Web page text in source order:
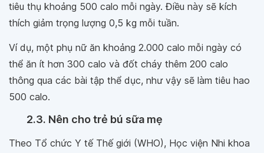
tiêu thụ khoảng 500 calo mỗi ngày. Điều này sẽ kích
thích giảm trọng lượng 0,5 kg mỗi tuần.
Ví dụ, một phụ nữ ăn khoảng 2.000 calo mỗi ngày có
thể ăn ít hơn 300 calo và đốt cháy thêm 200 calo
thông qua các bài tập thể dục, như vậy sẽ làm tiêu hao
500 calo.
2.3. Nên cho trẻ bú sữa mẹ
Theo Tổ chức Y tế Thế giới (WHO), Học viện Nhi khoa